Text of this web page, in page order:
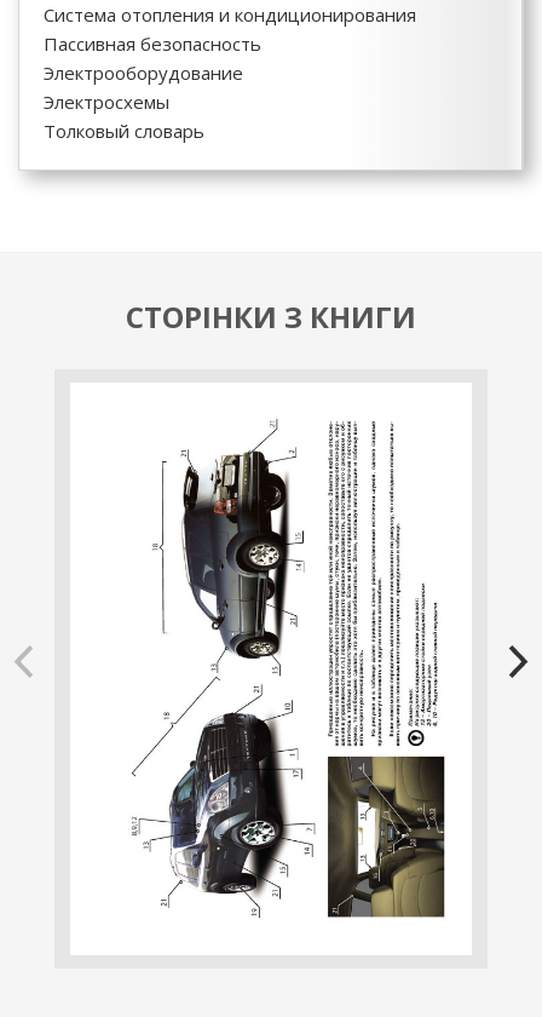
Система отопления и кондиционирования
Пассивная безопасность
Электрооборудование
Электросхемы
Толковый словарь
СТОРІНКИ З КНИГИ